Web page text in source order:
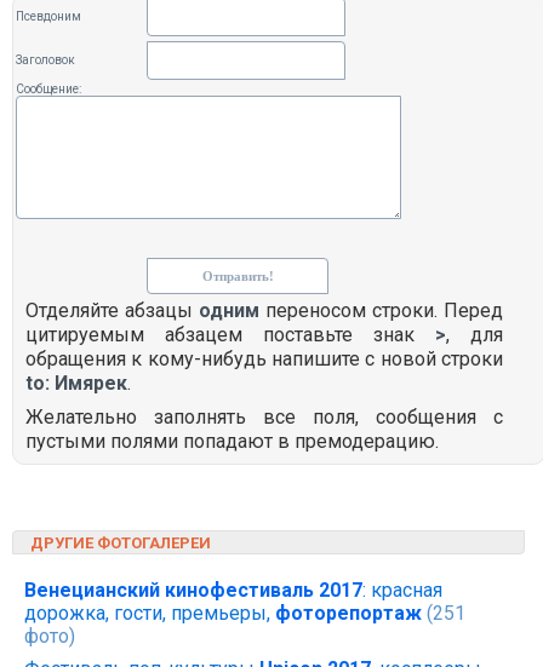
Псевдоним
Заголовок
Сообщение:
Отделяйте абзацы одним переносом строки. Перед
цитируемым абзацем поставьте знак >, для
обращения к кому-нибудь напишите с новой строки
to: Имярек.
Желательно заполнять все поля, сообщения с
пустыми полями попадают в премодерацию.
ДРУГИЕ ФОТОГАЛЕРЕИ
Венецианский кинофестиваль 2017: красная
дорожка, гости, премьеры, фоторепортаж (251
фото)